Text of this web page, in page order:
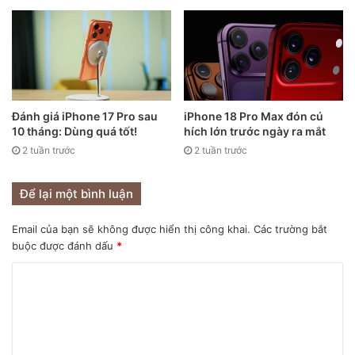
Danh sách top 10 công ty công nghệ giàu nhất thế giới.
Đánh giá iPhone 17 Pro sau
10 tháng: Dùng quá tốt!
2 tuần trước
iPhone 18 Pro Max đón cú
hích lớn trước ngày ra mắt
2 tuần trước
Để lại một bình luận
Email của bạn sẽ không được hiển thị công khai. Các trường bắt
buộc được đánh dấu *